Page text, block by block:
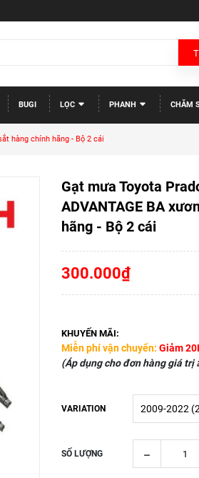
BUGI LỌC PHANH CHĂM
hàng chính hãng - Bộ 2 cái
Gạt mưa Toyota
ADVANTAGE BA
hãng - Bộ 2 cái
300.000₫
KHUYẾN MÃI:
Miễn phí vận chuyển: Giảm
(Áp dụng cho đơn hàng giá trị
VARIATION
SỐ LƯỢNG